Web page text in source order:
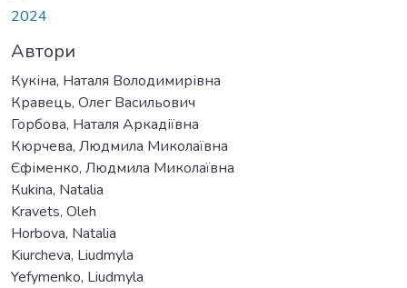
2024
Автори
Кукіна, Наталя Володимирівна
Кравець, Олег Васильович
Горбова, Наталя Аркадіївна
Кюрчева, Людмила Миколаївна
Єфіменко, Людмила Миколаївна
Кukina, Natalia
Kravets, Oleh
Horbova, Natalia
Kiurcheva, Liudmyla
Yefymenko, Liudmyla